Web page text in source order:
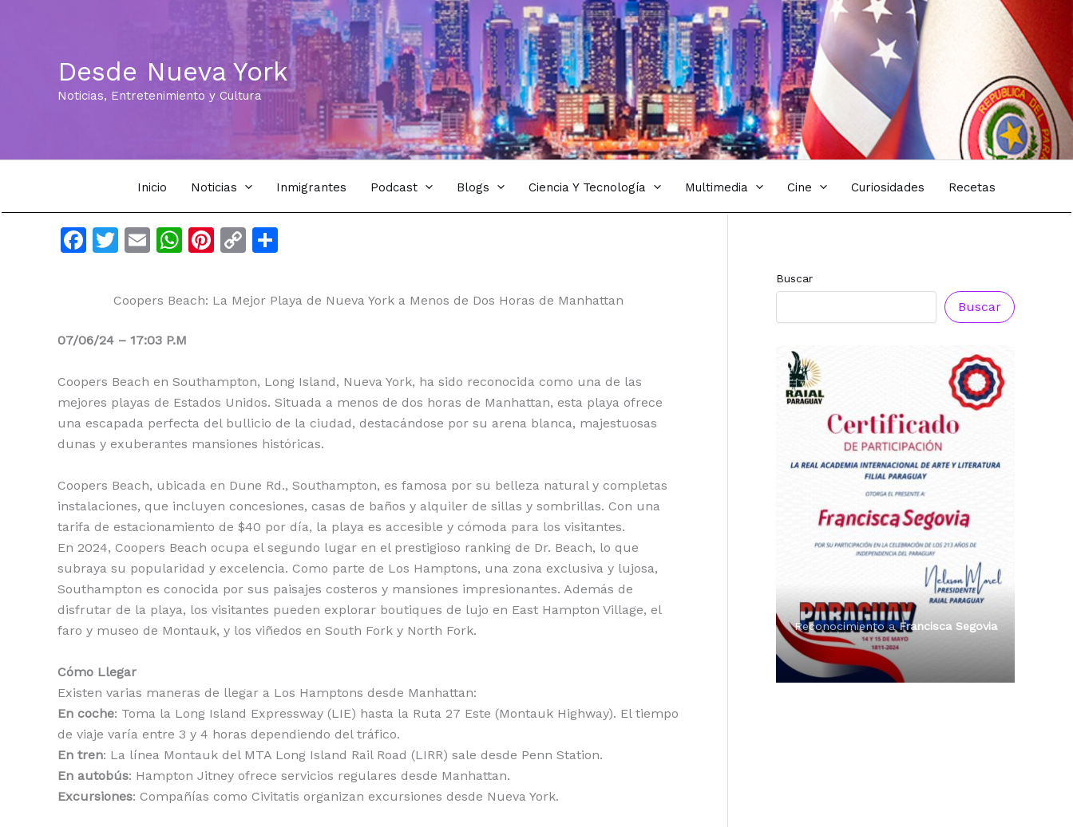
Desde Nueva York
Noticias, Entretenimiento y Cultura
Inicio Noticias Inmigrantes Podcast Blogs Ciencia Y Tecnología Multimedia Cine Curiosidades Recetas
F
b
o
k
T
itt
er
E
ai
W
at
A
p
Pi
te
C
p
y
k
m
p
r
Coopers Beach: La Mejor Playa de Nueva York a Menos de Dos Horas de Manhattan
07/06/24 – 17:03 P.M
Coopers Beach en Southampton, Long Island, Nueva York, ha sido reconocida como una de las
mejores playas de Estados Unidos. Situada a menos de dos horas de Manhattan, esta playa ofrece
una escapada perfecta del bullicio de la ciudad, destacándose por su arena blanca, majestuosas
dunas y exuberantes mansiones históricas.
Coopers Beach, ubicada en Dune Rd., Southampton, es famosa por su belleza natural y completas
instalaciones, que incluyen concesiones, casas de baños y alquiler de sillas y sombrillas. Con una
tarifa de estacionamiento de $40 por día, la playa es accesible y cómoda para los visitantes.
En 2024, Coopers Beach ocupa el segundo lugar en el prestigioso ranking de Dr. Beach, lo que
subraya su popularidad y excelencia. Como parte de Los Hamptons, una zona exclusiva y lujosa,
Southampton es conocida por sus paisajes costeros y mansiones impresionantes. Además de
disfrutar de la playa, los visitantes pueden explorar boutiques de lujo en East Hampton Village, el
faro y museo de Montauk, y los viñedos en South Fork y North Fork.
Cómo Llegar
Existen varias maneras de llegar a Los Hamptons desde Manhattan:
En coche: Toma la Long Island Expressway (LIE) hasta la Ruta 27 Este (Montauk Highway). El tiempo
de viaje varía entre 3 y 4 horas dependiendo del tráfico.
En tren: La línea Montauk del MTA Long Island Rail Road (LIRR) sale desde Penn Station.
En autobús: Hampton Jitney ofrece servicios regulares desde Manhattan.
Excursiones: Compañías como Civitatis organizan excursiones desde Nueva York.
Buscar
Buscar
Dama de Oro 2024
Reconocimiento aFrancisca Segovia
Reconocimiento a Francisca Segovia
Reconocimiento aRadio Tribuna
Abierta
Paraguay
Premio Orgullo Paraguayo
Francisca Segovia